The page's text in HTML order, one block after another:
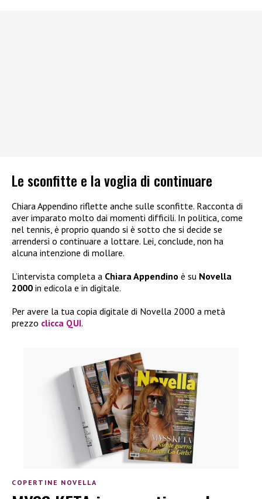
Le sconfitte e la voglia di continuare
Chiara Appendino riflette anche sulle sconfitte. Racconta di
aver imparato molto dai momenti difficili. In politica, come
nel tennis, è proprio quando si è sotto che si decide se
arrendersi o continuare a lottare. Lei, conclude, non ha
alcuna intenzione di mollare.
L’intervista completa a Chiara Appendino è su Novella
2000 in edicola e in digitale.
Per avere la tua copia digitale di Novella 2000 a metà
prezzo clicca QUI.
COPERTINE NOVELLA